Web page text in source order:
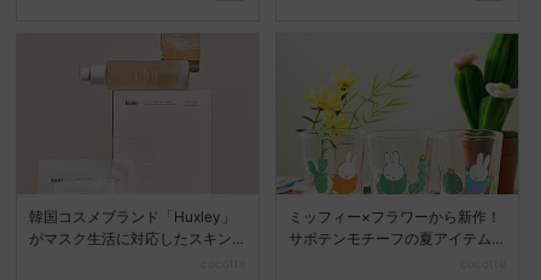
韓国コスメブランド「Huxley」
がマスク生活に対応したスキン
ミッフィー×フラワーから新作！
サボテンモチーフの夏アイテム